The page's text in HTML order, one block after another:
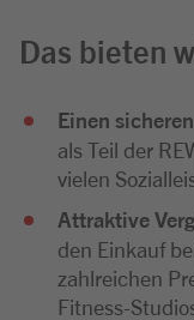
Das bieten
Einen
als Teil der
vielen
Attraktive
den Einkauf
zahlreichen
Fitness-